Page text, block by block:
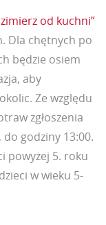
od kuchni”
Dla chętnych po
będzie osiem
aby
Ze względu
zgłoszenia
godziny 13:00.
powyżej 5. roku
w wieku 5-